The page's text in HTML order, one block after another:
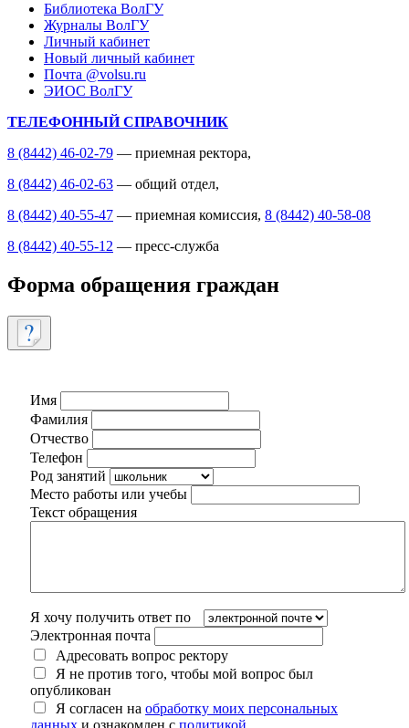
Библиотека ВолГУ
Журналы ВолГУ
Личный кабинет
Новый личный кабинет
Почта @volsu.ru
ЭИОС ВолГУ
ТЕЛЕФОННЫЙ СПРАВОЧНИК
8 (8442) 46-02-79 — приемная ректора,
8 (8442) 46-02-63 — общий отдел,
8 (8442) 40-55-47 — приемная комиссия, 8 (8442) 40-58-08
8 (8442) 40-55-12 — пресс-служба
Форма обращения граждан
Имя
Фамилия
Отчество
Телефон
Род занятий
Место работы или учебы
Текст обращения
Я хочу получить ответ по
Электронная почта
Адресовать вопрос ректору
Я не против того, чтобы мой вопрос был
опубликован
Я согласен на обработку моих персональных